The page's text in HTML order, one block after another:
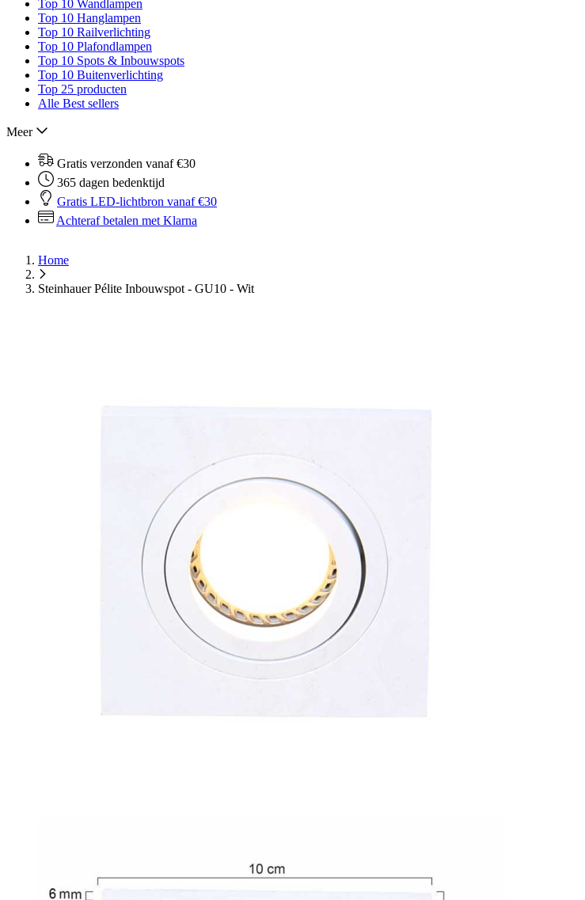
Top 10 Wandlampen
Top 10 Hanglampen
Top 10 Railverlichting
Top 10 Plafondlampen
Top 10 Spots & Inbouwspots
Top 10 Buitenverlichting
Top 25 producten
Alle Best sellers
Meer
Gratis verzonden vanaf €30
365 dagen bedenktijd
Gratis LED-lichtbron vanaf €30
Achteraf betalen met Klarna
Home
Steinhauer Pélite Inbouwspot - GU10 - Wit